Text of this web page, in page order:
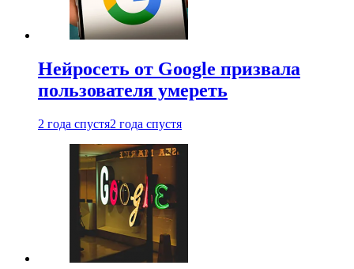
Нейросеть от Google призвала
пользователя умереть
2 года спустя2 года спустя